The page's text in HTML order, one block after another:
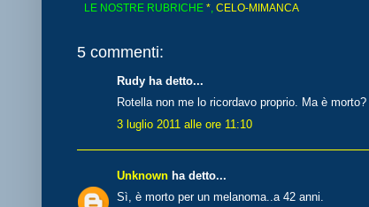
LE NOSTRE RUBRICHE * CELO-MIMANCA
5 commenti:
Rudy ha detto...
Rotella non me lo ricordavo proprio. Ma è morto?
3 luglio 2011 alle ore 11:10
Unknown ha detto...
Sì, è morto per un melanoma..a 42 anni.